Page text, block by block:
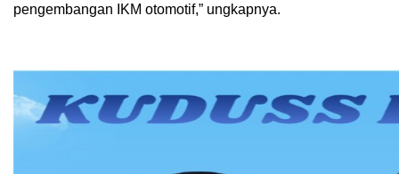
pengembangan IKM otomotif,” ungkapnya.